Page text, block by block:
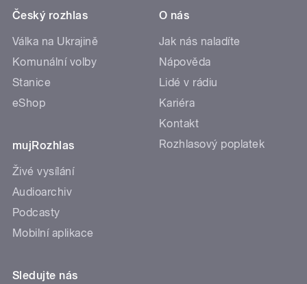
Český rozhlas
Válka na Ukrajině
Komunální volby
Stanice
eShop
mujRozhlas
Živé vysílání
Audioarchiv
Podcasty
Mobilní aplikace
O nás
Jak nás naladíte
Nápověda
Lidé v rádiu
Kariéra
Kontakt
Rozhlasový poplatek
Sledujte nás